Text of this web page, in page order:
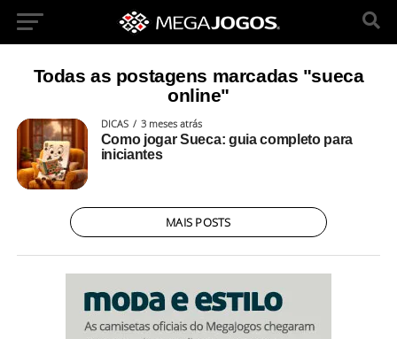
Todas as postagens marcadas "sueca
online"
DICAS 3 meses atrás
Como jogar Sueca: guia completo para
iniciantes
MAIS POSTS